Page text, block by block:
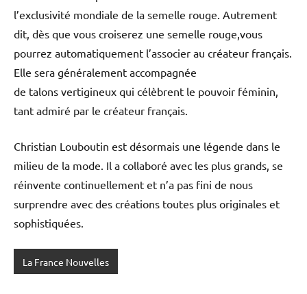
l’exclusivité mondiale de la semelle rouge. Autrement
dit, dès que vous croiserez une semelle rouge,vous
pourrez automatiquement l’associer au créateur français.
Elle sera généralement accompagnée
de talons vertigineux qui célèbrent le pouvoir féminin,
tant admiré par le créateur français.
Christian Louboutin est désormais une légende dans le
milieu de la mode. Il a collaboré avec les plus grands, se
réinvente continuellement et n’a pas fini de nous
surprendre avec des créations toutes plus originales et
sophistiquées.
La France Nouvelles